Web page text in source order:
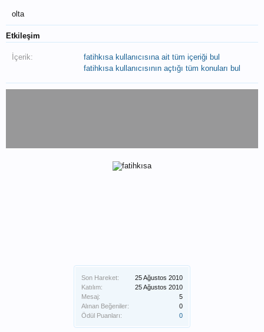
Son Hareket:
25 Ağustos 2010
Katılım:
25 Ağustos 2010
Mesaj:
5
Alınan Beğeniler:
0
Ödül Puanları:
0
olta
Etkileşim
İçerik:
fatihkısa kullanıcısına ait tüm içeriği bul
fatihkısa kullanıcısının açtığı tüm konuları bul